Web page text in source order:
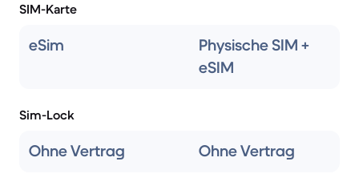
SIM-Karte
eSim
Physische SIM +
eSIM
Sim-Lock
Ohne Vertrag Ohne Vertrag